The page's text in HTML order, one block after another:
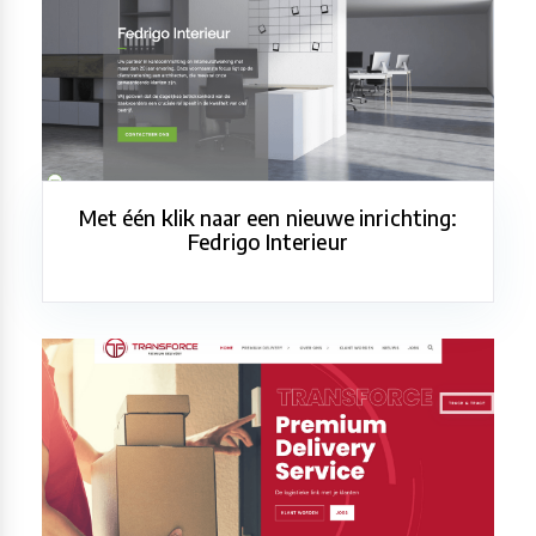
Met één klik naar een nieuwe inrichting:
Fedrigo Interieur